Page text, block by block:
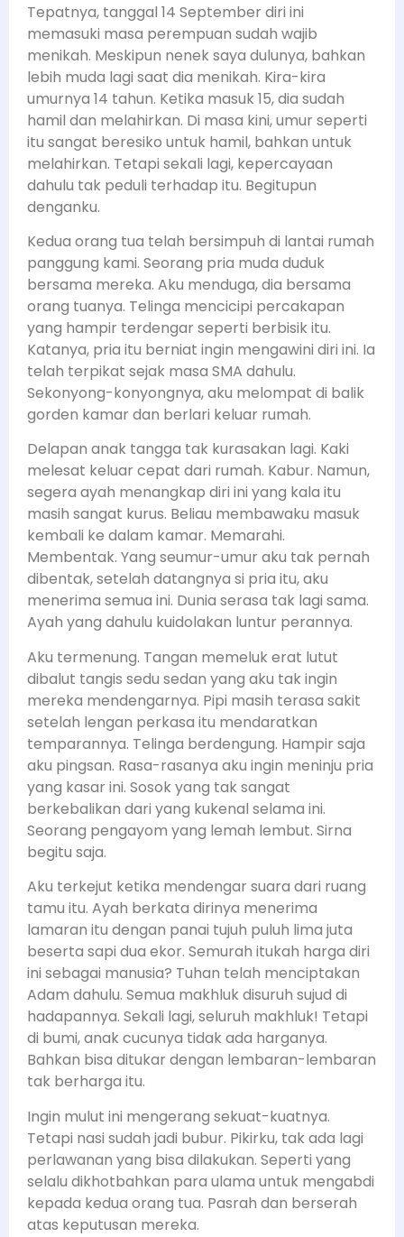
Tepatnya, tanggal 14 September diri ini
memasuki masa perempuan sudah wajib
menikah. Meskipun nenek saya dulunya, bahkan
lebih muda lagi saat dia menikah. Kira-kira
umurnya 14 tahun. Ketika masuk 15, dia sudah
hamil dan melahirkan. Di masa kini, umur seperti
itu sangat beresiko untuk hamil, bahkan untuk
melahirkan. Tetapi sekali lagi, kepercayaan
dahulu tak peduli terhadap itu. Begitupun
denganku.
Kedua orang tua telah bersimpuh di lantai rumah
panggung kami. Seorang pria muda duduk
bersama mereka. Aku menduga, dia bersama
orang tuanya. Telinga mencicipi percakapan
yang hampir terdengar seperti berbisik itu.
Katanya, pria itu berniat ingin mengawini diri ini. Ia
telah terpikat sejak masa SMA dahulu.
Sekonyong-konyongnya, aku melompat di balik
gorden kamar dan berlari keluar rumah.
Delapan anak tangga tak kurasakan lagi. Kaki
melesat keluar cepat dari rumah. Kabur. Namun,
segera ayah menangkap diri ini yang kala itu
masih sangat kurus. Beliau membawaku masuk
kembali ke dalam kamar. Memarahi.
Membentak. Yang seumur-umur aku tak pernah
dibentak, setelah datangnya si pria itu, aku
menerima semua ini. Dunia serasa tak lagi sama.
Ayah yang dahulu kuidolakan luntur perannya.
Aku termenung. Tangan memeluk erat lutut
dibalut tangis sedu sedan yang aku tak ingin
mereka mendengarnya. Pipi masih terasa sakit
setelah lengan perkasa itu mendaratkan
temparannya. Telinga berdengung. Hampir saja
aku pingsan. Rasa-rasanya aku ingin meninju pria
yang kasar ini. Sosok yang tak sangat
berkebalikan dari yang kukenal selama ini.
Seorang pengayom yang lemah lembut. Sirna
begitu saja.
Aku terkejut ketika mendengar suara dari ruang
tamu itu. Ayah berkata dirinya menerima
lamaran itu dengan panai tujuh puluh lima juta
beserta sapi dua ekor. Semurah itukah harga diri
ini sebagai manusia? Tuhan telah menciptakan
Adam dahulu. Semua makhluk disuruh sujud di
hadapannya. Sekali lagi, seluruh makhluk! Tetapi
di bumi, anak cucunya tidak ada harganya.
Bahkan bisa ditukar dengan lembaran-lembaran
tak berharga itu.
Ingin mulut ini mengerang sekuat-kuatnya.
Tetapi nasi sudah jadi bubur. Pikirku, tak ada lagi
perlawanan yang bisa dilakukan. Seperti yang
selalu dikhotbahkan para ulama untuk mengabdi
kepada kedua orang tua. Pasrah dan berserah
atas keputusan mereka.